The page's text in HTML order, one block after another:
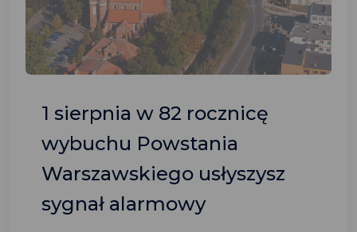
1 sierpnia w 82 rocznicę
wybuchu Powstania
Warszawskiego usłyszysz
sygnał alarmowy